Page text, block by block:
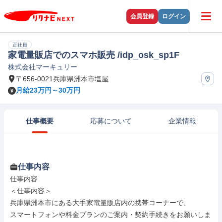
会員登録 ログイン
正社員
家電量販店でのスマホ販売 /idp_osk_sp1F
株式会社マーキュリー
〒656-0021兵庫県洲本市塩屋
月給23万円～30万円
仕事概要 応募について 企業情報
仕事内容
仕事内容
＜仕事内容＞
兵庫県洲本市にある大手家電量販店内の携帯コーナーで、
スマートフォンや料金プランのご案内・契約手続きをお願いしま